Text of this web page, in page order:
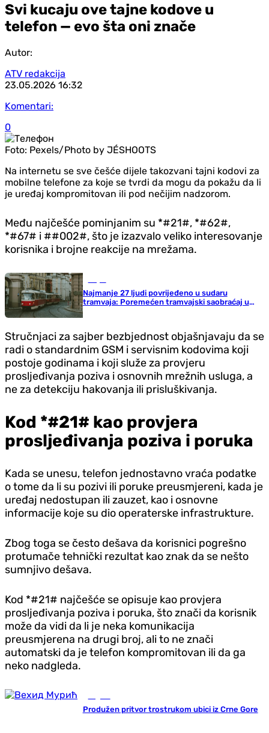
Svi kucaju ove tajne kodove u
telefon — evo šta oni znače
Autor:
ATV redakcija
23.05.2026 16:32
Komentari:
0
Foto: Pexels/Photo by JÉSHOOTS
Na internetu se sve češće dijele takozvani tajni kodovi za
mobilne telefone za koje se tvrdi da mogu da pokažu da li
je uređaj kompromitovan ili pod nečijim nadzorom.
Među najčešće pominjanim su *#21#, *#62#,
*#67# i ##002#, što je izazvalo veliko interesovanje
korisnika i brojne reakcije na mrežama.
Najmanje 27 ljudi povrijeđeno u sudaru
tramvaja: Poremećen tramvajski saobraćaj u
njemačkom gradu
Stručnjaci za sajber bezbjednost objašnjavaju da se
radi o standardnim GSM i servisnim kodovima koji
postoje godinama i koji služe za provjeru
prosljeđivanja poziva i osnovnih mrežnih usluga, a
ne za detekciju hakovanja ili prisluškivanja.
Kod *#21# kao provjera
prosljeđivanja poziva i poruka
Kada se unesu, telefon jednostavno vraća podatke
o tome da li su pozivi ili poruke preusmjereni, kada je
uređaj nedostupan ili zauzet, kao i osnovne
informacije koje su dio operaterske infrastrukture.
Zbog toga se često dešava da korisnici pogrešno
protumače tehnički rezultat kao znak da se nešto
sumnjivo dešava.
Kod *#21# najčešće se opisuje kao provjera
prosljeđivanja poziva i poruka, što znači da korisnik
može da vidi da li je neka komunikacija
preusmjerena na drugi broj, ali to ne znači
automatski da je telefon kompromitovan ili da ga
neko nadgleda.
Produžen pritvor trostrukom ubici iz Crne Gore